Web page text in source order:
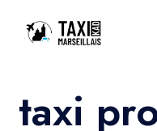
Accueil
taxi